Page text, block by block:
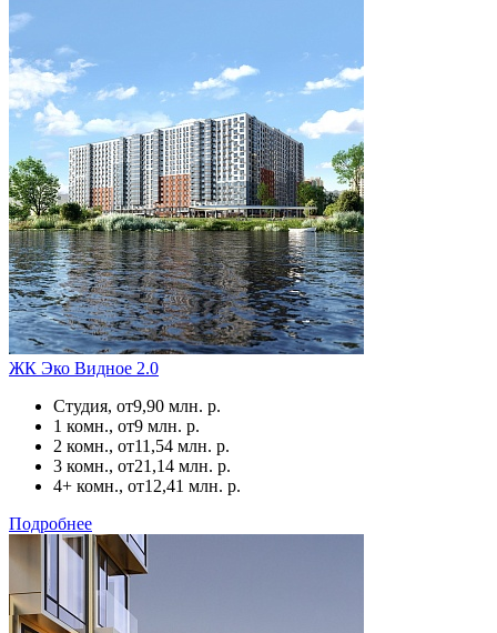
ЖК Эко Видное 2.0
Студия, от9,90 млн. р.
1 комн., от9 млн. р.
2 комн., от11,54 млн. р.
3 комн., от21,14 млн. р.
4+ комн., от12,41 млн. р.
Подробнее